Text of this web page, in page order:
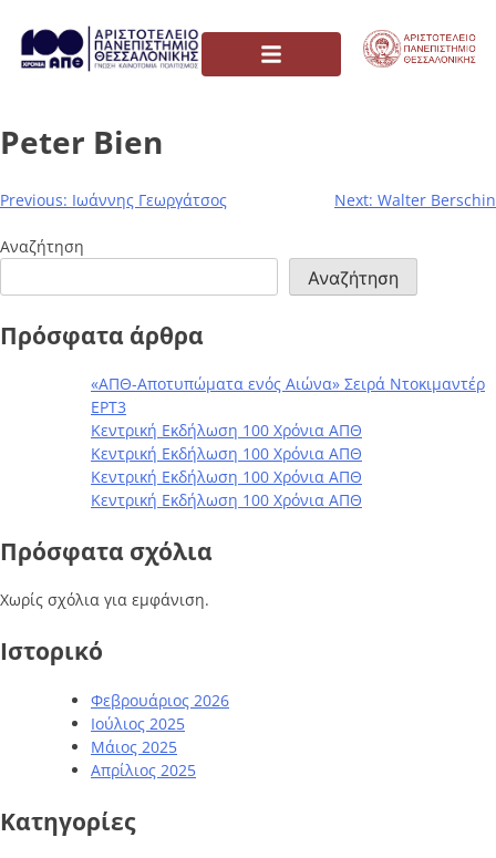
Peter Bien
Previous: Ιωάννης Γεωργάτσος Next: Walter Berschin
Αναζήτηση
Αναζήτηση
Πρόσφατα άρθρα
«ΑΠΘ-Αποτυπώματα ενός Αιώνα» Σειρά Ντοκιμαντέρ
ΕΡΤ3
Κεντρική Εκδήλωση 100 Χρόνια ΑΠΘ
Κεντρική Εκδήλωση 100 Χρόνια ΑΠΘ
Κεντρική Εκδήλωση 100 Χρόνια ΑΠΘ
Κεντρική Εκδήλωση 100 Χρόνια ΑΠΘ
Πρόσφατα σχόλια
Χωρίς σχόλια για εμφάνιση.
Ιστορικό
Φεβρουάριος 2026
Ιούλιος 2025
Μάιος 2025
Απρίλιος 2025
Kατηγορίες